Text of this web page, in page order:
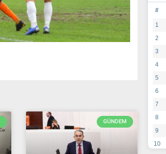
GÜNDEM
#
1
2
3
4
5
6
7
8
9
10